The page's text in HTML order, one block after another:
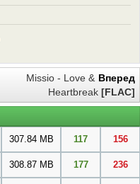
Вперед
Missio - Love &
Heartbreak [FLAC]
307.84 MB 117 156
308.87 MB 177 236